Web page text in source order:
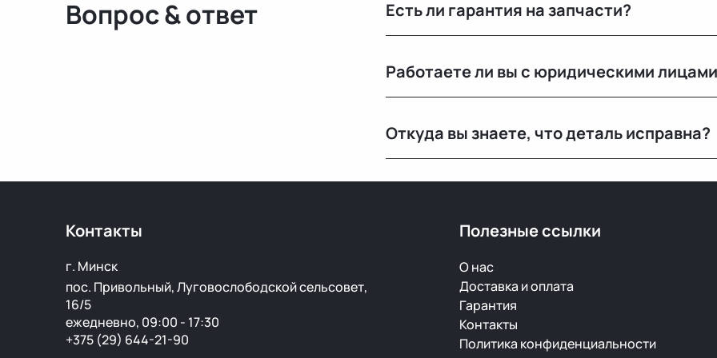
Вопрос & ответ Есть ли гарантия на запчасти?
скрытый дефект — заменим или вернём деньги.
Работаете ли вы с юридическими
Откуда вы знаете, что деталь исправна?
Контакты
г. Минск
пос. Привольный, Луговослободской сельсовет,
16/5
ежедневно, 09:00 - 17:30
+375 (29) 644-21-90
Полезные ссылки
О нас
Доставка и оплата
Гарантия
Контакты
Политика конфиденциальности